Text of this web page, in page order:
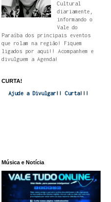
Cultural
diariamente,
informando o
Vale do
Paraíba dos principais eventos
que rolam na região! Fiquem
ligados por aqui!! Acompanhem e
divulguem a Agenda!
CURTA!
Ajude a Divulgar!! Curta!!!
Música e Notícia